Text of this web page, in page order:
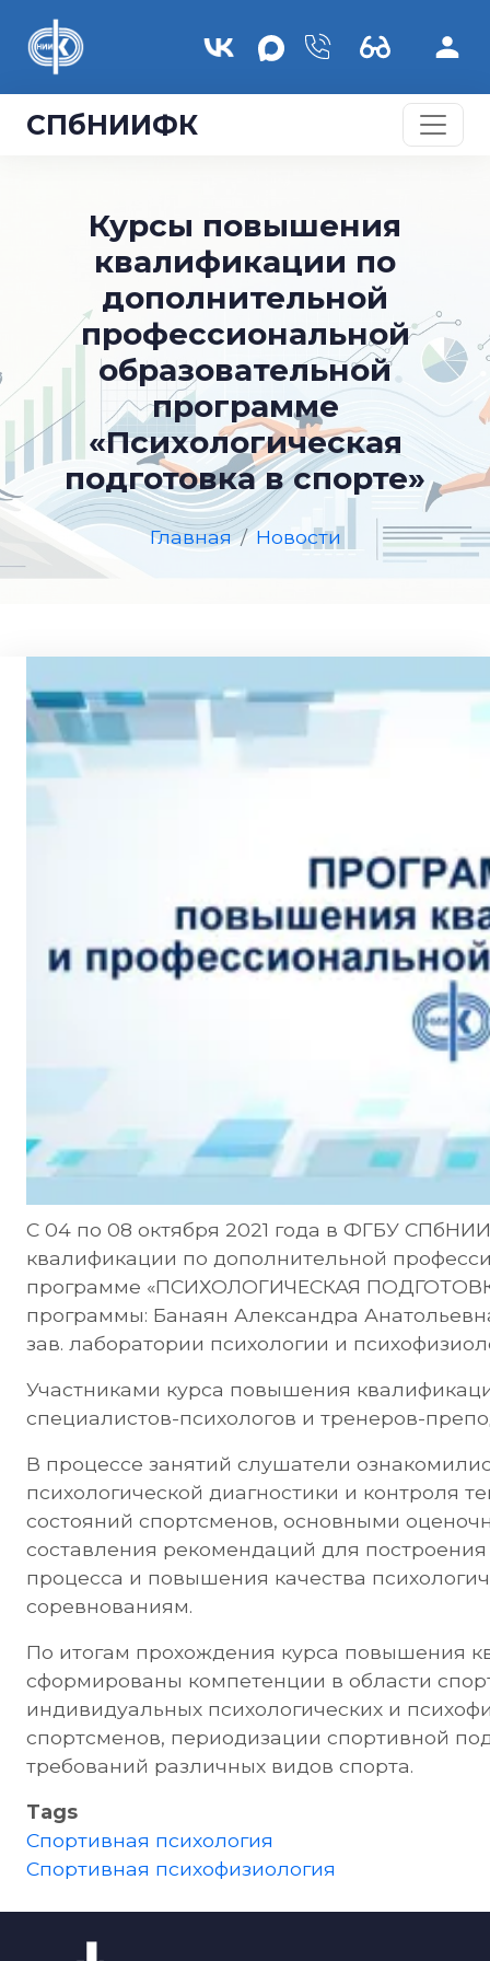
СПбНИИФК
Курсы повышения
квалификации по
дополнительной
профессиональной
образовательной
программе
«Психологическая
подготовка в спорте»
Главная Новости
С 04 по 08 октября 2021 года в ФГБУ
квалификации по дополнительной
программе «ПСИХОЛОГИЧЕСКАЯ
программы: Банаян Александра
зав. лаборатории психологии и
Участниками курса повышения
специалистов-психологов и тренеров-
В процессе занятий слушатели
психологической диагностики и контроля
состояний спортсменов, основными
составления рекомендаций для
процесса и повышения качества
соревнованиям.
По итогам прохождения курса повышения
сформированы компетенции в области
индивидуальных психологических и
спортсменов, периодизации спортивной
требований различных видов спорта.
Tags
Спортивная психология
Спортивная психофизиология